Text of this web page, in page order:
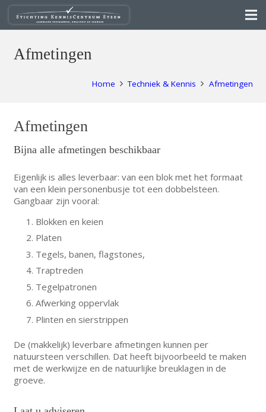
Afmetingen
Home Techniek & Kennis Afmetingen
Afmetingen
Bijna alle afmetingen beschikbaar
Eigenlijk is alles leverbaar: van een blok met het formaat
van een klein personenbusje tot een dobbelsteen.
Gangbaar zijn vooral:
Blokken en keien
Platen
Tegels, banen, flagstones,
Traptreden
Tegelpatronen
Afwerking oppervlak
Plinten en sierstrippen
De (makkelijk) leverbare afmetingen kunnen per
natuursteen verschillen. Dat heeft bijvoorbeeld te maken
met de werkwijze en de natuurlijke breuklagen in de
groeve.